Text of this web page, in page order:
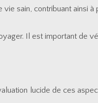
sain, contribuant ainsi à
Il est important de
lucide de ces